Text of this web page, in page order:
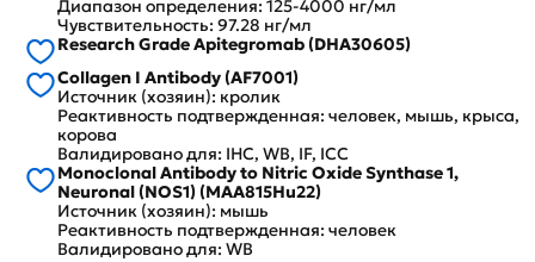
Диапазон определения: 125-4000 нг/мл
Чувствительность: 97.28 нг/мл
Research Grade Apitegromab (DHA30605)
Collagen I Antibody (AF7001)
Источник (хозяин): кролик
Реактивность подтвержденная: человек, мышь, крыса,
корова
Валидировано для: IHC, WB, IF, ICC
Monoclonal Antibody to Nitric Oxide Synthase 1,
Neuronal (NOS1) (MAA815Hu22)
Источник (хозяин): мышь
Реактивность подтвержденная: человек
Валидировано для: WB